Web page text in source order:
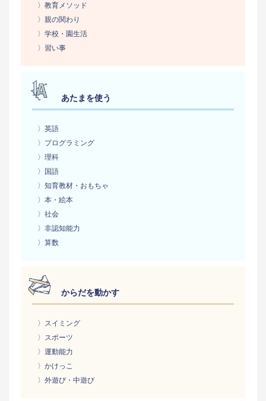
〉教育メソッド
〉親の関わり
〉学校・園生活
〉習い事
あたまを使う
〉英語
〉プログラミング
〉理科
〉国語
〉知育教材・おもちゃ
〉本・絵本
〉社会
〉非認知能力
〉算数
からだを動かす
〉スイミング
〉スポーツ
〉運動能力
〉かけっこ
〉外遊び・中遊び